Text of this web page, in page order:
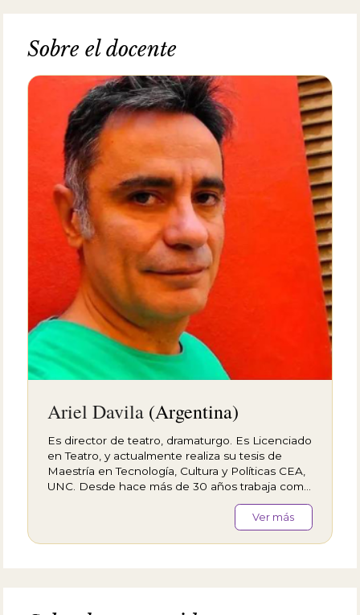
Sobre el docente
Ariel Davila (Argentina)
Es director de teatro, dramaturgo. Es Licenciado
en Teatro, y actualmente realiza su tesis de
Maestría en Tecnología, Cultura y Políticas CEA,
UNC. Desde hace más de 30 años trabaja como
director de teatro, dramaturgo y actor. Y hace
20 años docente de dramaturgia.En el 2004
funda junto a Christina Ruf (directora y
dramaturga) el grupo BiNeural-MonoKultur.
Ver más